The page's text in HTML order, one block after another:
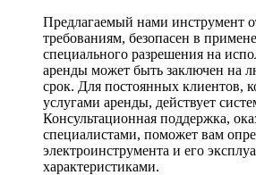
Предлагаемый нами инструмент
требованиям, безопасен в
специального разрешения на
аренды может быть заключен на
срок. Для постоянных клиентов,
услугами аренды, действует
Консультационная поддержка,
специалистами, поможет вам
электроинструмента и его
характеристиками.